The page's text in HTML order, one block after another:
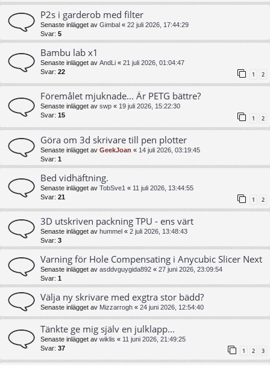
P2s i garderob med filter
Senaste inlägget av Gimbal « 22 juli 2026, 17:44:29
Svar: 5
Bambu lab x1
Senaste inlägget av AndLi « 21 juli 2026, 01:04:47
Svar: 22 1 2
Föremålet mjuknade... Är PETG bättre?
Senaste inlägget av swp « 19 juli 2026, 15:22:30
Svar: 15 1 2
Göra om 3d skrivare till pen plotter
Senaste inlägget av GeekJoan « 14 juli 2026, 03:19:45
Svar: 1
Bed vidhäftning.
Senaste inlägget av TobSve1 « 11 juli 2026, 13:44:55
Svar: 21 1 2
3D utskriven packning TPU - ens värt
Senaste inlägget av hummel « 2 juli 2026, 13:48:43
Svar: 3
Varning för Hole Compensating i Anycubic Slicer Next
Senaste inlägget av asddvguygida892 « 27 juni 2026, 23:09:54
Svar: 1
Välja ny skrivare med exgtra stor bädd?
Senaste inlägget av Mizzarrogh « 24 juni 2026, 12:54:40
Tänkte ge mig själv en julklapp...
Senaste inlägget av wiklis « 11 juni 2026, 21:49:25
Svar: 37 1 2 3